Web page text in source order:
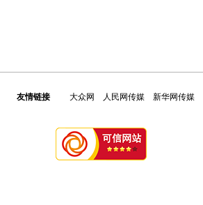
友情链接 大众网 人民网传媒 新华网传媒